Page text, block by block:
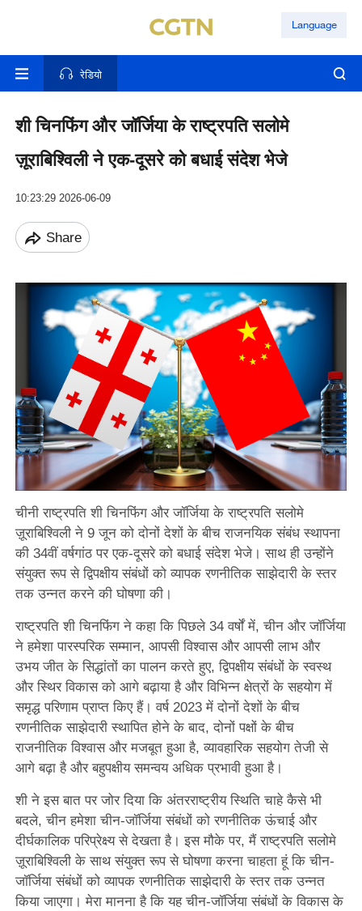
Language
रेडियो
शी चिनफिंग और जॉर्जिया के राष्ट्रपति सलोमे
ज़ूराबिश्विली ने एक-दूसरे को बधाई संदेश भेजे
10:23:29 2026-06-09
Share
चीनी राष्ट्रपति शी चिनफिंग और जॉर्जिया के राष्ट्रपति सलोमे
ज़ूराबिश्विली ने 9 जून को दोनों देशों के बीच राजनयिक संबंध स्थापना
की 34वीं वर्षगांठ पर एक-दूसरे को बधाई संदेश भेजे। साथ ही उन्होंने
संयुक्त रूप से द्विपक्षीय संबंधों को व्यापक रणनीतिक साझेदारी के स्तर
तक उन्नत करने की घोषणा की।
राष्ट्रपति शी चिनफिंग ने कहा कि पिछले 34 वर्षों में, चीन और जॉर्जिया
ने हमेशा पारस्परिक सम्मान, आपसी विश्वास और आपसी लाभ और
उभय जीत के सिद्धांतों का पालन करते हुए, द्विपक्षीय संबंधों के स्वस्थ
और स्थिर विकास को आगे बढ़ाया है और विभिन्न क्षेत्रों के सहयोग में
समृद्ध परिणाम प्राप्त किए हैं। वर्ष 2023 में दोनों देशों के बीच
रणनीतिक साझेदारी स्थापित होने के बाद, दोनों पक्षों के बीच
राजनीतिक विश्वास और मजबूत हुआ है, व्यावहारिक सहयोग तेजी से
आगे बढ़ा है और बहुपक्षीय समन्वय अधिक प्रभावी हुआ है।
शी ने इस बात पर जोर दिया कि अंतरराष्ट्रीय स्थिति चाहे कैसे भी
बदले, चीन हमेशा चीन-जॉर्जिया संबंधों को रणनीतिक ऊंचाई और
दीर्घकालिक परिप्रेक्ष्य से देखता है। इस मौके पर, मैं राष्ट्रपति सलोमे
ज़ूराबिश्विली के साथ संयुक्त रूप से घोषणा करना चाहता हूं कि चीन-
जॉर्जिया संबंधों को व्यापक रणनीतिक साझेदारी के स्तर तक उन्नत
किया जाएगा। मेरा मानना है कि यह चीन-जॉर्जिया संबंधों के विकास के